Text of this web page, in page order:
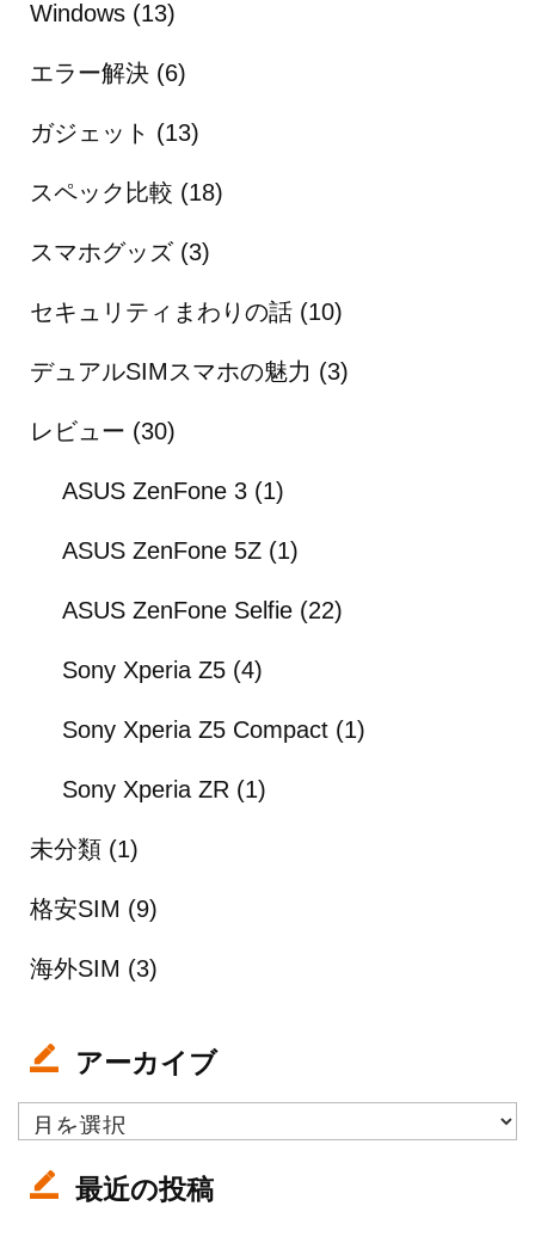
Windows (13)
エラー解決 (6)
ガジェット (13)
スペック比較 (18)
スマホグッズ (3)
セキュリティまわりの話 (10)
デュアルSIMスマホの魅力 (3)
レビュー (30)
ASUS ZenFone 3 (1)
ASUS ZenFone 5Z (1)
ASUS ZenFone Selfie (22)
Sony Xperia Z5 (4)
Sony Xperia Z5 Compact (1)
Sony Xperia ZR (1)
未分類 (1)
格安SIM (9)
海外SIM (3)
アーカイブ
ア
カ
最近の投稿